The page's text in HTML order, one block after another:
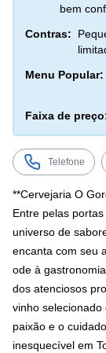
bem
Contras:
Menu Popular:
Faixa de
Telefone
**Cervejaria O
Entre pelas
universo de
encanta com seu
ode à
dos atenciosos
vinho selecionado
paixão e o
inesquecível em